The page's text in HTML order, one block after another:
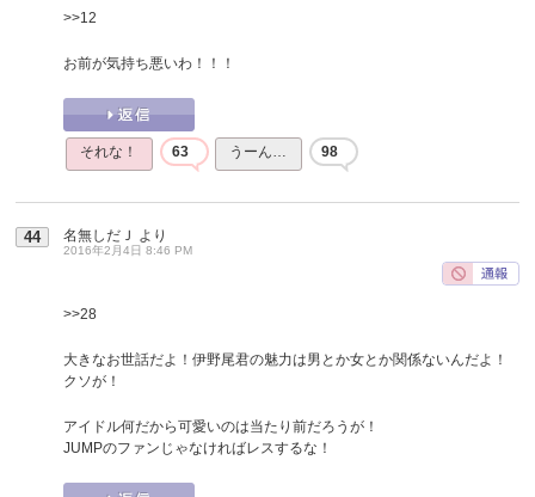
>>12
お前が気持ち悪いわ！！！
それな！ 63 うーん… 98
44 名無しだＪ より
2016年2月4日 8:46 PM
>>28
大きなお世話だよ！伊野尾君の魅力は男とか女とか関係ないんだよ！
クソが！
アイドル何だから可愛いのは当たり前だろうが！
JUMPのファンじゃなければレスするな！